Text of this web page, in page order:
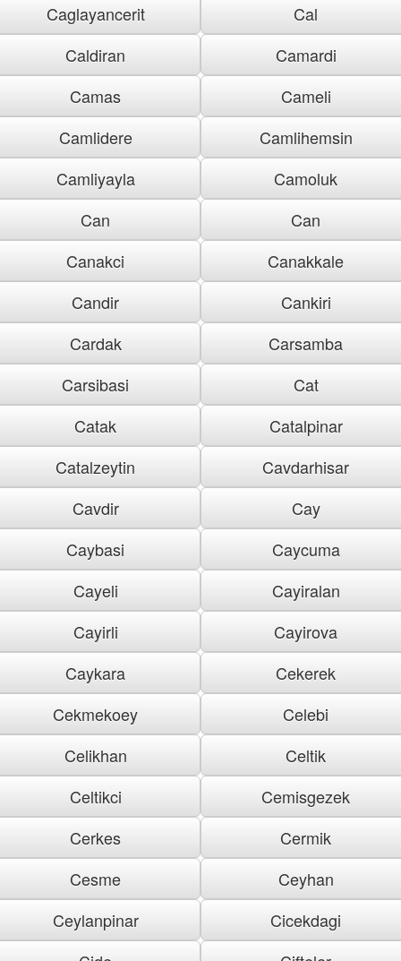
Caglayancerit
Cal
Caldiran
Camardi
Camas
Cameli
Camlidere
Camlihemsin
Camliyayla
Camoluk
Can
Can
Canakci
Canakkale
Candir
Cankiri
Cardak
Carsamba
Carsibasi
Cat
Catak
Catalpinar
Catalzeytin
Cavdarhisar
Cavdir
Cay
Caybasi
Caycuma
Cayeli
Cayiralan
Cayirli
Cayirova
Caykara
Cekerek
Cekmekoey
Celebi
Celikhan
Celtik
Celtikci
Cemisgezek
Cerkes
Cermik
Cesme
Ceyhan
Ceylanpinar
Cicekdagi